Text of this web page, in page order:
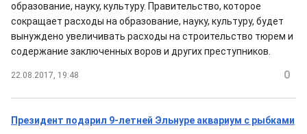
образование, науку, культуру. Правительство, которое
сокращает расходы на образование, науку, культуру, будет
вынуждено увеличивать расходы на строительство тюрем и
содержание заключенных воров и других преступников.
22.08.2017, 19:48 0
Президент подарил 9-летней Эльнуре аквариум с рыбками